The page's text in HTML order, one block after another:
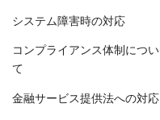
システム障害時の対応
コンプライアンス体制につい
て
金融サービス提供法への対応